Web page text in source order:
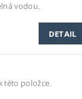
vodou.
DETAIL
této položce.